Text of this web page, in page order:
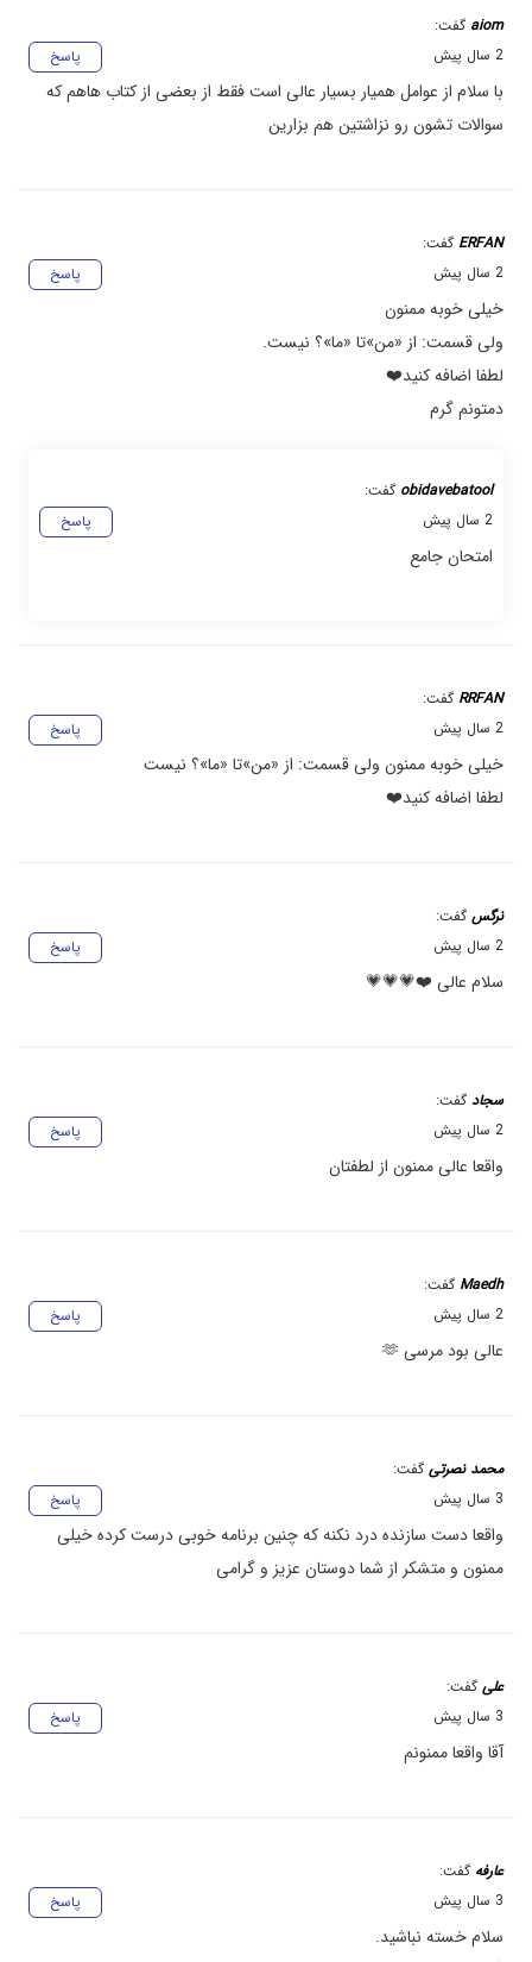
aiom گفت:
پاسخ
2 سال پیش
با سلام از عوامل همیار بسیار عالی است فقط از بعضی از کتاب هاهم که
سوالات تشون رو نزاشتین هم بزارین
ERFAN گفت:
پاسخ
2 سال پیش
خیلی خوبه ممنون
ولی قسمت: از «من»تا «ما»؟ نیست.
لطفا اضافه کنید❤️
دمتونم گرم
obidavebatool گفت:
پاسخ
2 سال پیش
امتحان جامع
RRFAN گفت:
پاسخ
2 سال پیش
خیلی خوبه ممنون ولی قسمت: از «من»تا «ما»؟ نیست
لطفا اضافه کنید❤️
نرگس گفت:
پاسخ
2 سال پیش
سلام عالی ❤️💗💗💗
سجاد گفت:
پاسخ
2 سال پیش
واقعا عالی ممنون از لطفتان
Maedh گفت:
پاسخ
2 سال پیش
عالی بود مرسی 🫶
محمد نصرتی گفت:
پاسخ
3 سال پیش
واقعا دست سازنده درد نکنه که چنین برنامه خوبی درست کرده خیلی
ممنون و متشکر از شما دوستان عزیز و گرامی
علی گفت:
پاسخ
3 سال پیش
آقا واقعا ممنونم
عارفه گفت:
پاسخ
3 سال پیش
سلام خسته نباشید.